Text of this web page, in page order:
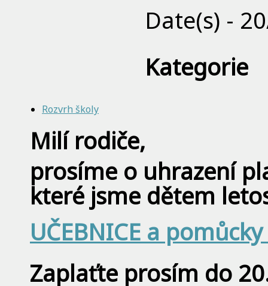
Date(s) -
Kategorie
Rozvrh školy
Milí rodiče,
prosíme o uhrazení
které jsme dětem
UČEBNICE a pomůcky
Zaplaťte prosím do